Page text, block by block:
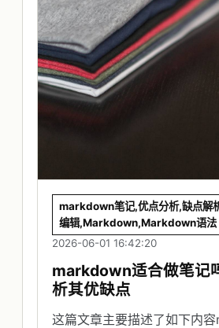
markdown笔记,优点分析,缺点解
编辑,Markdown,Markdown语法
2026-06-01 16:42:20
markdown适合做笔记
析其优缺点
这篇文章主要描述了如下内